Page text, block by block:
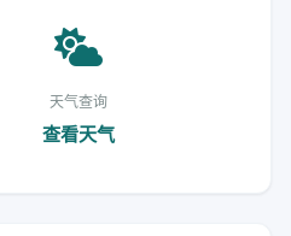
天气查询
查看天气